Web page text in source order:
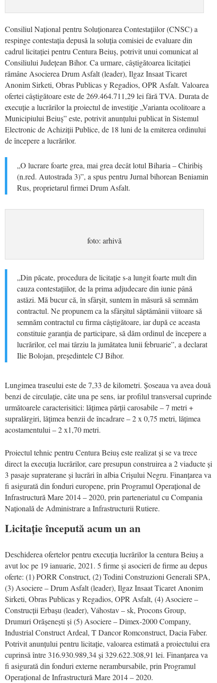
Consiliul Național pentru Soluționarea Contestațiilor (CNSC) a
respinge contestația depusă la soluția comisiei de evaluare din
cadrul licitației pentru Centura Beiuș, potrivit unui comunicat al
Consiliului Județean Bihor. Ca urmare, câștigătoarea licitației
rămâne Asocierea Drum Asfalt (leader), Ilgaz Insaat Ticaret
Anonim Sirketi, Obras Publicas y Regadios, OPR Asfalt. Valoarea
ofertei câștigătoare este de 269.464.711,29 lei fără TVA. Durata de
execuție a lucrărilor la proiectul de investiție „Varianta ocolitoare a
Municipiului Beiuș” este, potrivit anunțului publicat în Sistemul
Electronic de Achiziții Publice, de 18 luni de la emiterea ordinului
de începere a lucrărilor.
„O lucrare foarte grea, mai grea decât lotul Biharia – Chiribiș
(n.red. Autostrada 3)”, a spus pentru Jurnal bihorean Beniamin
Rus, proprietarul firmei Drum Asfalt.
foto: arhivă
„Din păcate, procedura de licitație s-a lungit foarte mult din
cauza contestațiilor, de la prima adjudecare din iunie până
astăzi. Mă bucur că, în sfârșit, suntem în măsură să semnăm
contractul. Ne propunem ca la sfârșitul săptămânii viitoare să
semnăm contractul cu firma câștigătoare, iar după ce aceasta
constituie garanția de participare, să dăm ordinul de începere a
lucrărilor, cel mai târziu la jumătatea lunii februarie”, a declarat
Ilie Bolojan, președintele CJ Bihor.
Lungimea traseului este de 7,33 de kilometri. Șoseaua va avea două
benzi de circulație, câte una pe sens, iar profilul transversal cuprinde
următoarele caracterisitici: lățimea părții carosabile – 7 metri +
supralărgiri, lățimea benzii de încadrare – 2 x 0,75 metri, lățimea
acostamentului – 2 x1,70 metri.
Proiectul tehnic pentru Centura Beiuș este realizat și se va trece
direct la execuția lucrărilor, care presupun construirea a 2 viaducte și
3 pasaje supraterane și lucrări în albia Crișului Negru. Finanțarea va
fi asigurată din fonduri europene, prin Programul Operațional de
Infrastructură Mare 2014 – 2020, prin parteneriatul cu Compania
Națională de Administrare a Infrastructurii Rutiere.
Licitație începută acum un an
Deschiderea ofertelor pentru execuția lucrărilor la centura Beiuș a
avut loc pe 19 ianuarie, 2021. 5 firme și asocieri de firme au depus
oferte: (1) PORR Construct, (2) Todini Construzioni Generali SPA,
(3) Asociere – Drum Asfalt (leader), Ilgaz Insaat Ticaret Anonim
Sirketi, Obras Publicas y Regadios, OPR Asfalt, (4) Asociere –
Construcții Erbașu (leader), Váhostav – sk, Procons Group,
Drumuri Orășenești și (5) Asociere – Dimex-2000 Company,
Industrial Construct Ardeal, T Dancor Romconstruct, Dacia Faber.
Potrivit anunțului pentru licitație, valoarea estimată a proiectului era
cuprinsă între 316.930.989,34 și 329.622.308,91 lei. Finanțarea va
fi asigurată din fonduri externe nerambursabile, prin Programul
Operațional de Infrastructură Mare 2014 – 2020.